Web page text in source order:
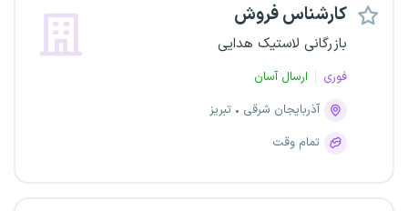
کارشناس فروش
بازرگانی لاستیک هدایی
فوری
ارسال آسان
آذربایجان شرقی
تبریز
تمام وقت